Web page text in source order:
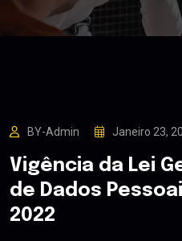
BY-Admin Janeiro 23,
Vigência da Lei
de Dados
2022